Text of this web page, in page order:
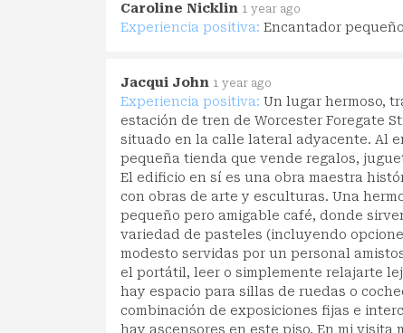
Caroline Nicklin 1 year ago
Experiencia positiva: Encantador
Jacqui John 1 year ago
Experiencia positiva: Un lugar hermoso,
estación de tren de Worcester Foregate
situado en la calle lateral adyacente. Al
pequeña tienda que vende regalos,
El edificio en sí es una obra maestra
con obras de arte y esculturas. Una
pequeño pero amigable café, donde
variedad de pasteles (incluyendo
modesto servidas por un personal
el portátil, leer o simplemente relajarte
hay espacio para sillas de ruedas o
combinación de exposiciones fijas e
hay ascensores en este piso. En mi